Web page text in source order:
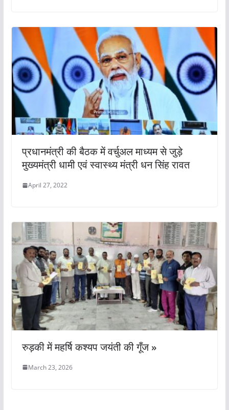
प्रधानमंत्री की बैठक में वर्चुअल माध्यम से जुड़े
मुख्यमंत्री धामी एवं स्वास्थ्य मंत्री धन सिंह रावत
April 27, 2022
रुड़की में महर्षि कश्यप जयंती की गूँज »
March 23, 2026